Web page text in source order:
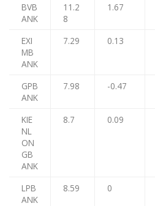
BVB
ANK
11.2
8
1.67
EXI
MB
ANK
7.29 0.13
GPB
ANK
7.98 -0.47
KIE
NL
ON
GB
ANK
8.7 0.09
LPB
ANK
8.59 0